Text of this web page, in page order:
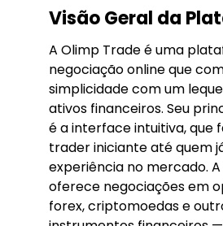
Visão Geral da
A Olimp Trade é uma
negociação online que
simplicidade com um
ativos financeiros. Seu
é a interface intuitiva, que
trader iniciante até quem
experiência no mercado.
oferece negociações em
forex, criptomoedas e